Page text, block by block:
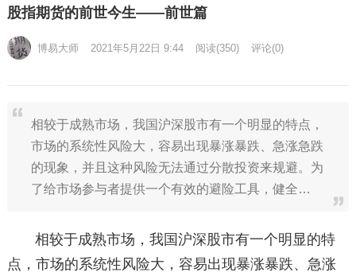
股指期货的前世今生——前世篇
博易大师 2021年5月22日 9:44 阅读(350) 评论(0)
相较于成熟市场，我国沪深股市有一个明显的特点，
市场的系统性风险大，容易出现暴涨暴跌、急涨急跌
的现象，并且这种风险无法通过分散投资来规避。为
了给市场参与者提供一个有效的避险工具，健全…
相较于成熟市场，我国沪深股市有一个明显的特
点，市场的系统性风险大，容易出现暴涨暴跌、急涨